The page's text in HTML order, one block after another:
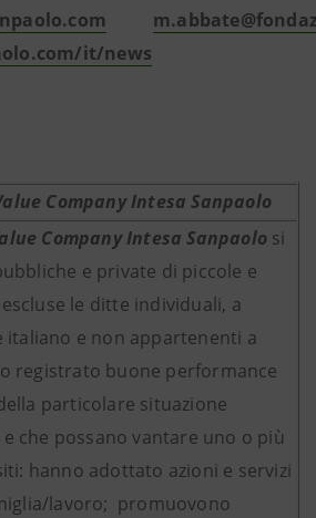
it/news
Company Intesa Sanpaolo
Company Intesa Sanpaolo si
e private di piccole e
le ditte individuali, a
italiano e non appartenenti a
registrato buone performance
particolare situazione
che possano vantare uno o più
hanno adottato azioni e servizi
lavoro; promuovono